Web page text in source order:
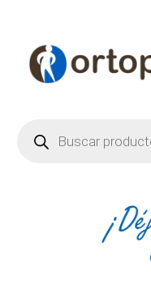
productos